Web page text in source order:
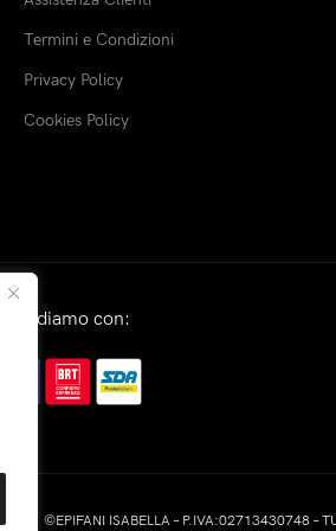
Termini e Condizioni
Privacy Policy
Cookies Policy
Spediamo con:
©EPIFANI ISABELLA – P.IVA:02713430748 –